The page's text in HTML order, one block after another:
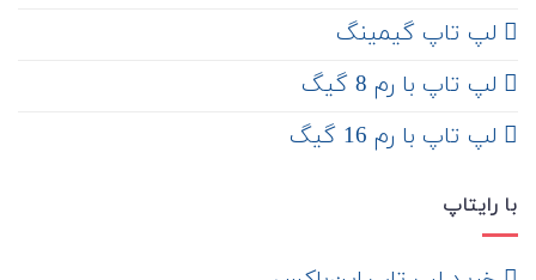
لپ تاپ گیمینگ
لپ تاپ با رم 8 گیگ
لپ تاپ با رم 16 گیگ
با رایتاپ